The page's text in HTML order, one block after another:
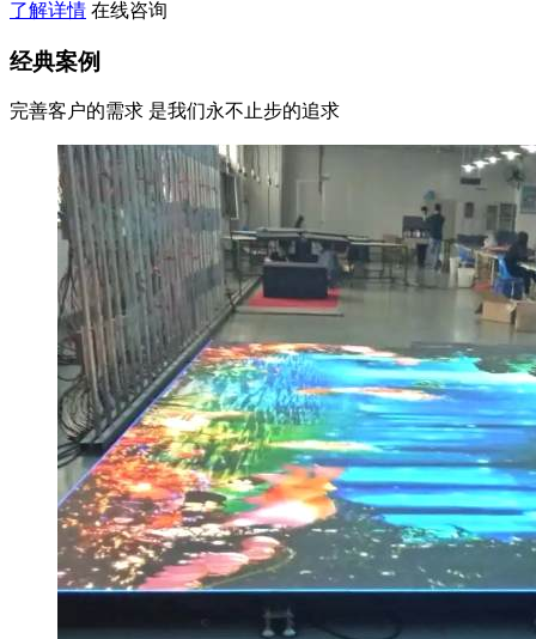
了解详情 在线咨询
经典案例
完善客户的需求 是我们永不止步的追求